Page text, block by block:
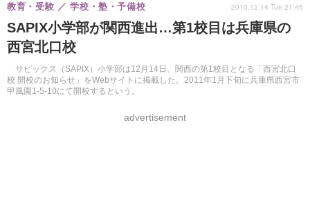
共通テスト 夏休み 8月開催学校説明会・相談会
8月開催イベント・WS 全国公立高校 過去問 人気記事
自由研究教材（小学生向け）
SAPIX小学部が関西進出…第1校目は兵庫県の
西宮北口校
サピックス（SAPIX）小学部は12月14日、関西の第1校目となる「西宮北口
校 開校のお知らせ」をWebサイトに掲載した。2011年1月下旬に兵庫県西宮市
甲風園1-5-10にて開校するという。
教育・受験 学校・塾・予備校
advertisement
2010.12.14 Tue 21:45